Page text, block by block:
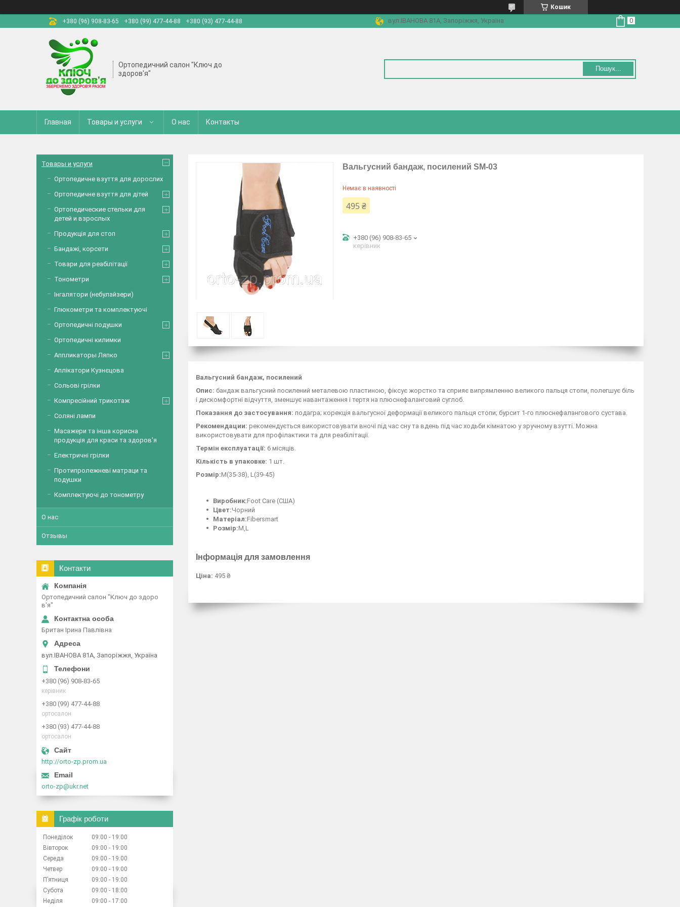
Кошик
+380 (96) 908-83-65
+380 (99) 477-44-88 +380 (93) 477-44-88 вул.ІВАНОВА 81А, Запоріжжя, Україна
Ортопедичний салон "Ключ до
здоров'я"
Пошук...
Главная Товары и услуги О нас Контакты
Вальгусний бандаж, посилений SM-03
Немає в наявності
495 ₴
+380 (96) 908-83-65
керівник
Вальгусний бандаж, посилений
Опис: бандаж вальгусний посилений металевою пластиною, фіксує жорстко та сприяє випрямленню великого пальця стопи, полегшує біль
і дискомфортні відчуття, зменшує навантаження і тертя на плюснефаланговий суглоб.
Показання до застосування: подагра; корекція вальгусної деформації великого пальця стопи; бурсит 1-го плюснефалангового сустава.
Рекомендации: рекомендується використовувати вночі під час сну та вдень під час ходьби кімнатою у зручному взутті. Можна
використовувати для профілактики та для реабілітації.
Термін експлуатації: 6 місяців.
Кількість в упаковке: 1 шт.
Розмір:M(35-38), L(39-45)
Виробник:Foot Care (США)
Цвет:Чорний
Матеріал:Fibersmart
Розмір:M,L
Інформація для замовлення
Ціна: 495 ₴
Товары и услуги
Ортопедичне взуття для дорослих
Ортопедичне взуття для дітей
Ортопедические стельки для
детей и взрослых
Продукція для стоп
Бандажі, корсети
Товари для реабілітації
Тонометри
Інгалятори (небулайзери)
Глюкометри та комплектуючі
Ортопедичні подушки
Ортопедичні килимки
Аппликаторы Ляпко
Аплікатори Кузнєцова
Сольові грілки
Компресійний трикотаж
Соляні лампи
Масажери та інша корисна
продукція для краси та здоров'я
Електричні грілки
Протипролежневі матраци та
подушки
Комплектуючі до тонометру
О нас
Отзывы
Контакти
Ортопедичний салон "Ключ до здоро
в'я"
Британ Ірина Павлівна
вул.ІВАНОВА 81А, Запоріжжя, Україна
+380 (96) 908-83-65
керівник
+380 (99) 477-44-88
ортосалон
+380 (93) 477-44-88
ортосалон
http://orto-zp.prom.ua
orto-zp@ukr.net
Графік роботи
Понеділок 09:00
19:00
Вівторок
09:00
19:00
Середа
09:00
19:00
Четвер
09:00
19:00
Пʼятниця
09:00
19:00
Субота
09:00
18:00
Неділя
09:00 17:00